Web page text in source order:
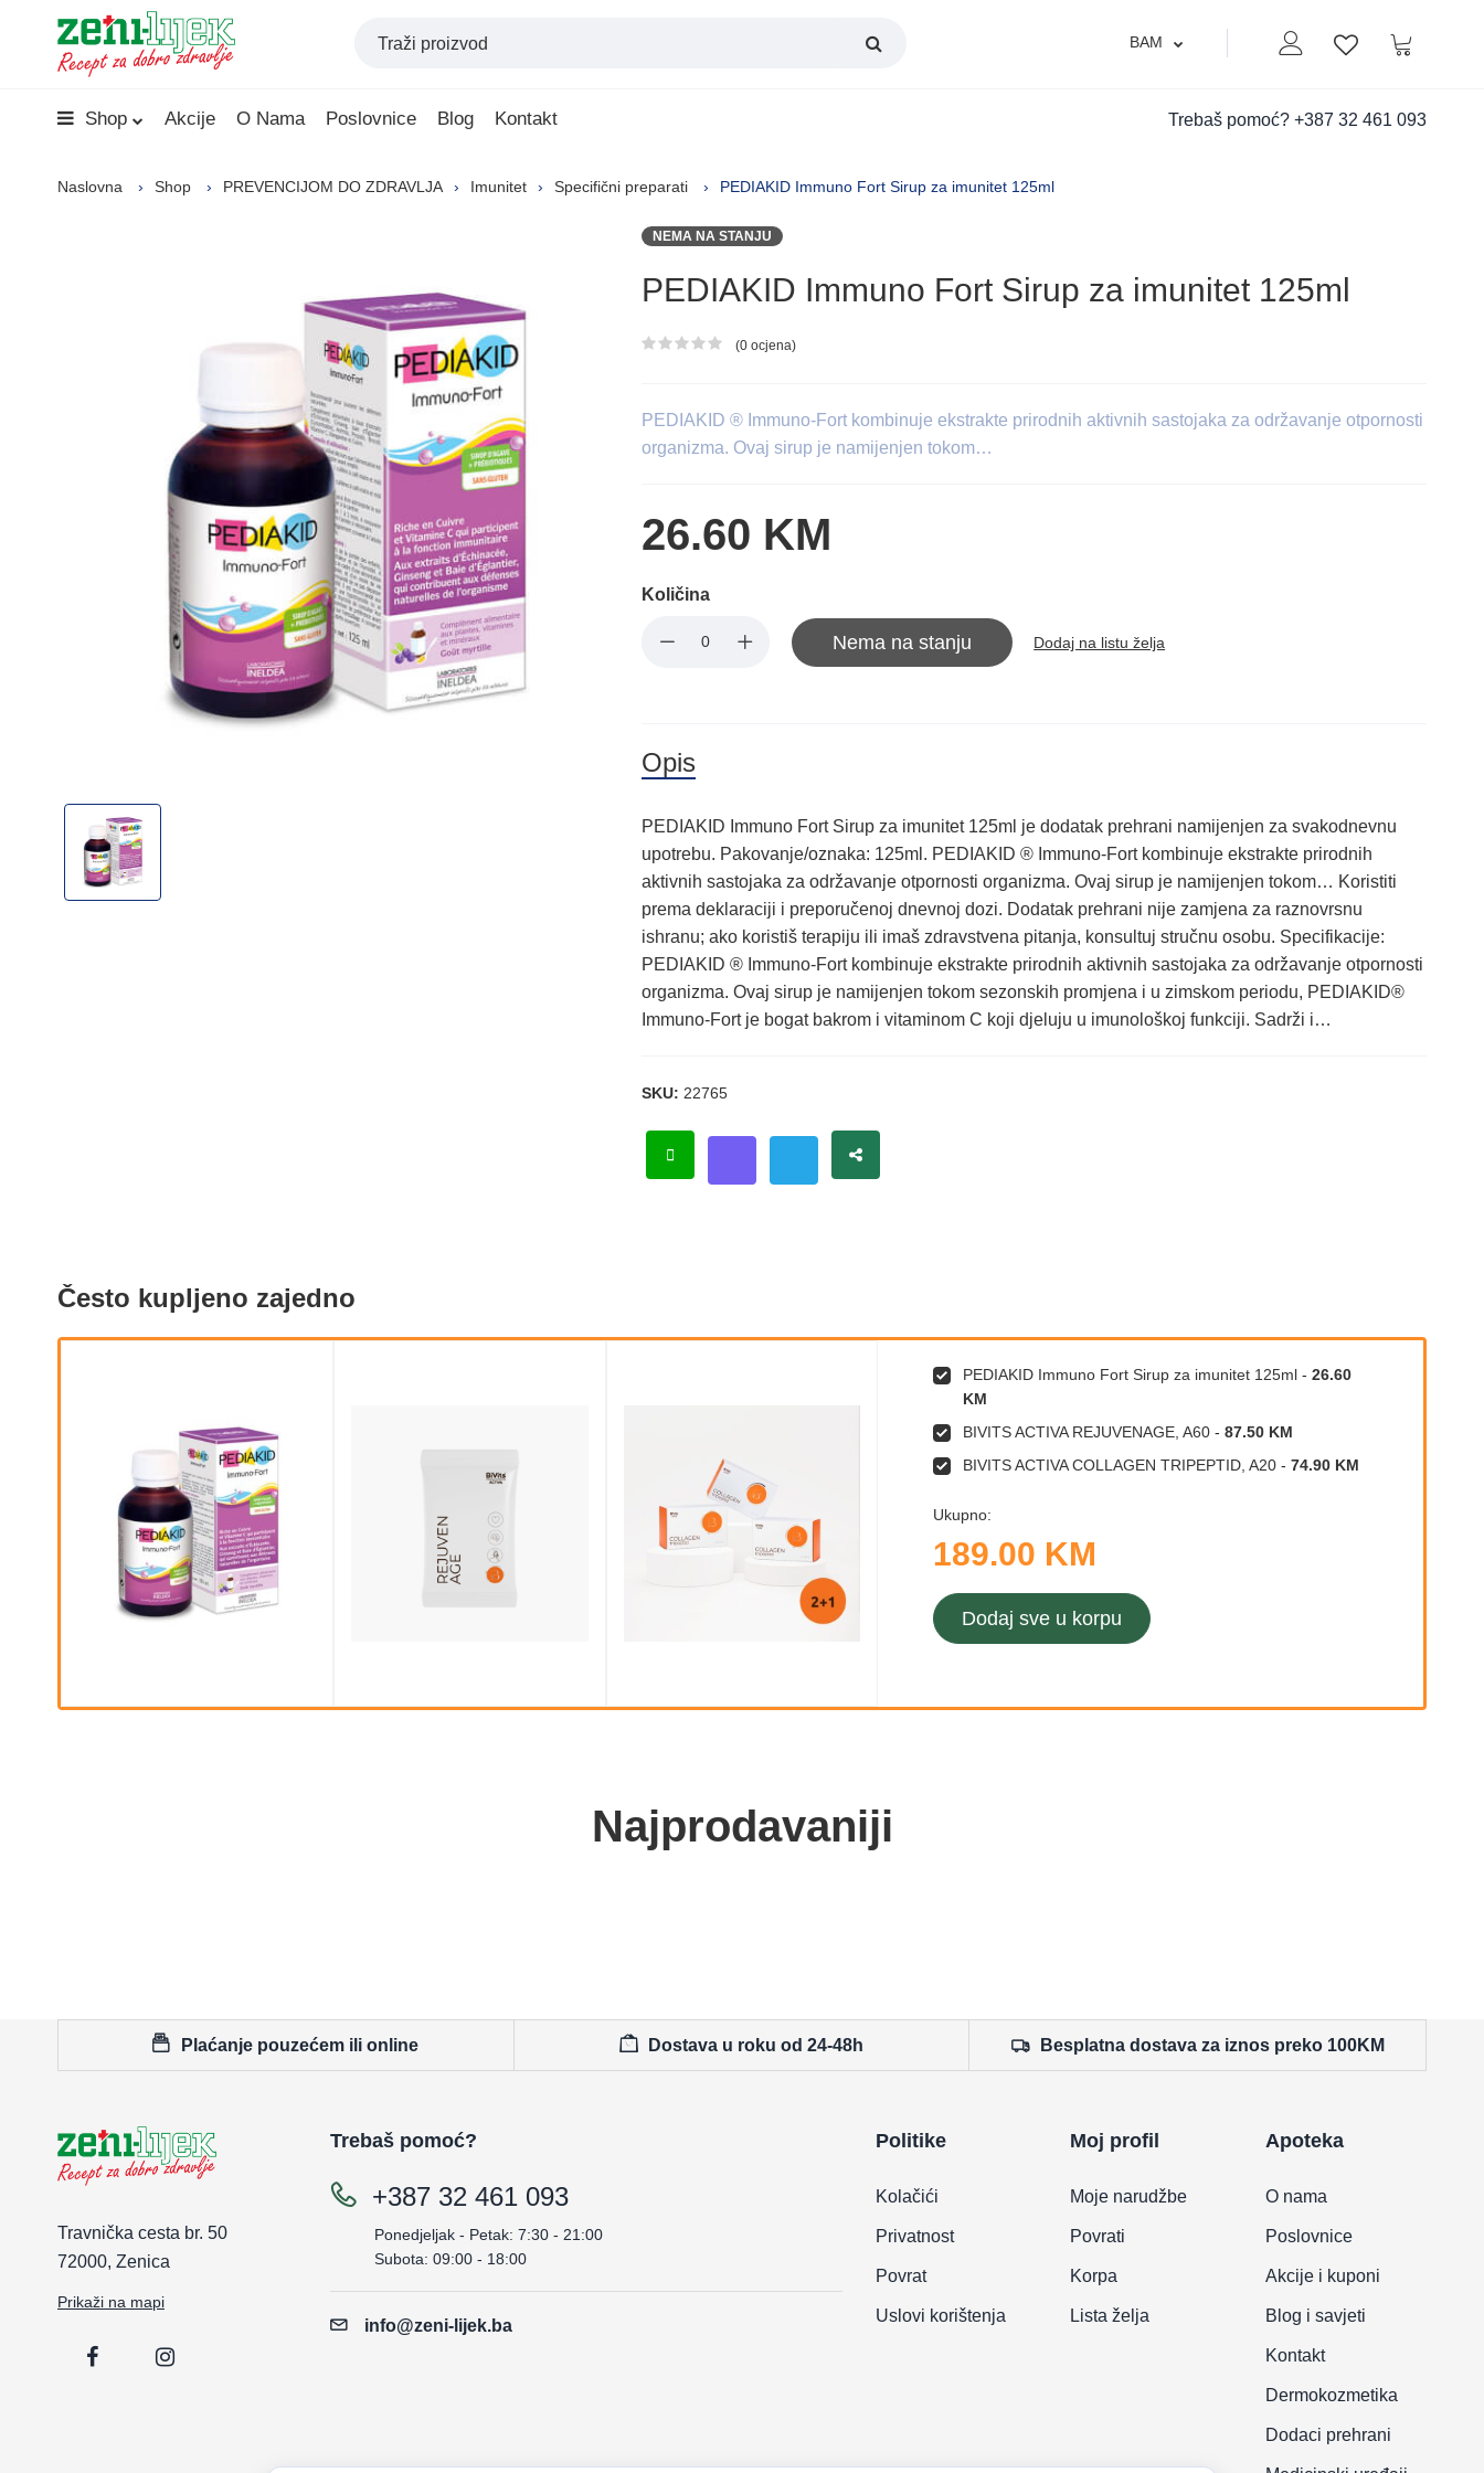
Moj nalogLista zelja
Korpa
BAM
Shop Akcije O Nama Poslovnice Blog Kontakt Trebaš pomoć? +387 32 461 093
Naslovna Shop PREVENCIJOM DO ZDRAVLJA Imunitet Specifični preparati PEDIAKID Immuno Fort Sirup za imunitet 125ml
NEMA NA STANJU
PEDIAKID Immuno Fort Sirup za imunitet 125ml
Ocjena proizvoda
(0 ocjena)
PEDIAKID ® Immuno-Fort kombinuje ekstrakte prirodnih aktivnih sastojaka za održavanje otpornosti
organizma. Ovaj sirup je namijenjen tokom…
26.60 KM
Količina
Nema na stanju Dodaj na listu želja
Opis
PEDIAKID Immuno Fort Sirup za imunitet 125ml je dodatak prehrani namijenjen za svakodnevnu
upotrebu. Pakovanje/oznaka: 125ml. PEDIAKID ® Immuno-Fort kombinuje ekstrakte prirodnih
aktivnih sastojaka za održavanje otpornosti organizma. Ovaj sirup je namijenjen tokom… Koristiti
prema deklaraciji i preporučenoj dnevnoj dozi. Dodatak prehrani nije zamjena za raznovrsnu
ishranu; ako koristiš terapiju ili imaš zdravstvena pitanja, konsultuj stručnu osobu. Specifikacije:
PEDIAKID ® Immuno-Fort kombinuje ekstrakte prirodnih aktivnih sastojaka za održavanje otpornosti
organizma. Ovaj sirup je namijenjen tokom sezonskih promjena i u zimskom periodu, PEDIAKID®
Immuno-Fort je bogat bakrom i vitaminom C koji djeluju u imunološkoj funkciji. Sadrži i…
SKU: 22765
Često kupljeno zajedno
PEDIAKID Immuno Fort Sirup za imunitet 125ml -26.60
KM
BIVITS ACTIVA REJUVENAGE, A60 -87.50 KM
BIVITS ACTIVA COLLAGEN TRIPEPTID, A20 -74.90 KM
Ukupno:
189.00 KM
Dodaj sve u korpu
Najprodavaniji
Plaćanje pouzećem ili online Dostava u roku od 24-48h Besplatna dostava za iznos preko 100KM
Travnička cesta br. 50
72000, Zenica
Prikaži na mapi
Trebaš pomoć?
+387 32 461 093
Ponedjeljak - Petak: 7:30 - 21:00
Subota: 09:00 - 18:00
info@zeni-lijek.ba
Politike
Kolačići
Privatnost
Povrat
Uslovi korištenja
Moj profil
Moje narudžbe
Povrati
Korpa
Lista želja
Apoteka
O nama
Poslovnice
Akcije i kuponi
Blog i savjeti
Kontakt
Dermokozmetika
Dodaci prehrani